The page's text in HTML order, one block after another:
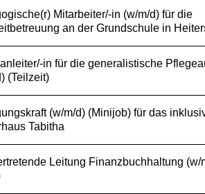
Mitarbeiter/-in (w/m/d) für die
an der Grundschule in
in für die generalistische
(Teilzeit)
(w/m/d) (Minijob) für das
Tabitha
Leitung Finanzbuchhaltung (w/